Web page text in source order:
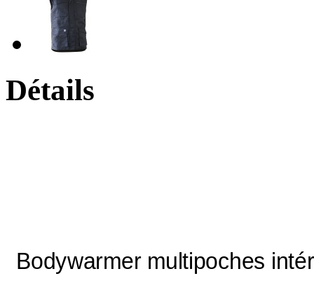
Détails
Bodywarmer multipoches